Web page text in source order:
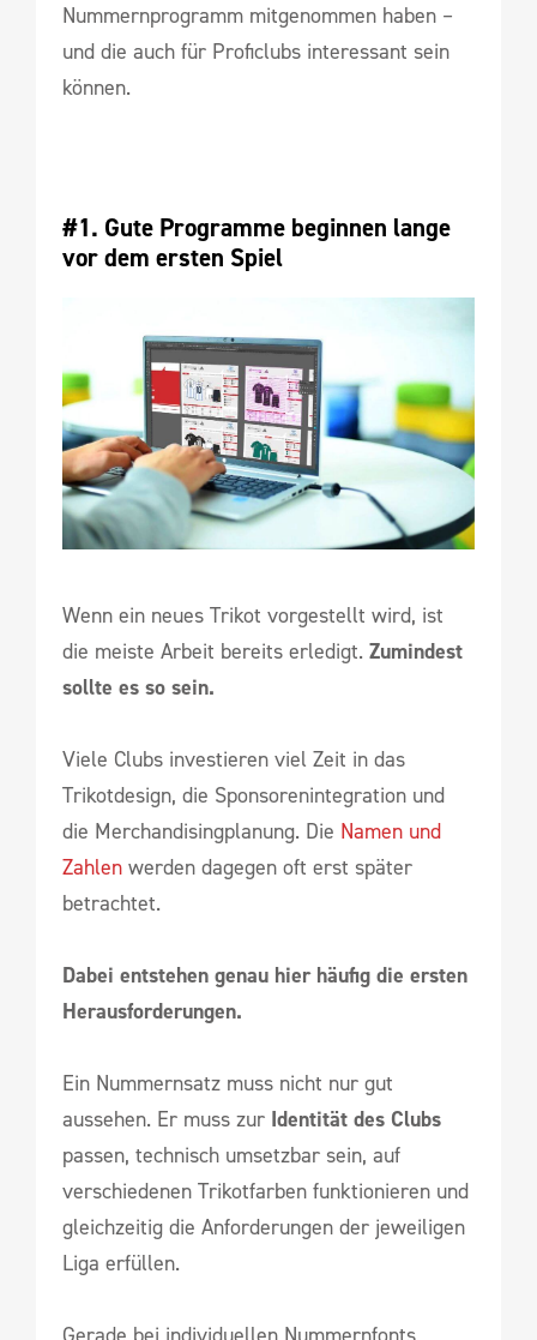
Nummernprogramm mitgenommen haben –
und die auch für Proficlubs interessant sein
können.
#1. Gute Programme beginnen lange
vor dem ersten Spiel
Wenn ein neues Trikot vorgestellt wird, ist
die meiste Arbeit bereits erledigt. Zumindest
sollte es so sein.
Viele Clubs investieren viel Zeit in das
Trikotdesign, die Sponsorenintegration und
die Merchandisingplanung. Die Namen und
Zahlen werden dagegen oft erst später
betrachtet.
Dabei entstehen genau hier häufig die ersten
Herausforderungen.
Ein Nummernsatz muss nicht nur gut
aussehen. Er muss zur Identität des Clubs
passen, technisch umsetzbar sein, auf
verschiedenen Trikotfarben funktionieren und
gleichzeitig die Anforderungen der jeweiligen
Liga erfüllen.